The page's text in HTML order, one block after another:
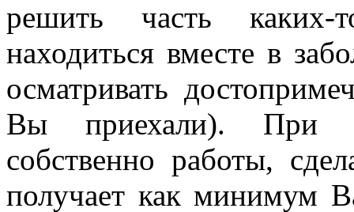
решить часть
находиться вместе в
осматривать
Вы приехали). При
собственно работы,
получает как минимум